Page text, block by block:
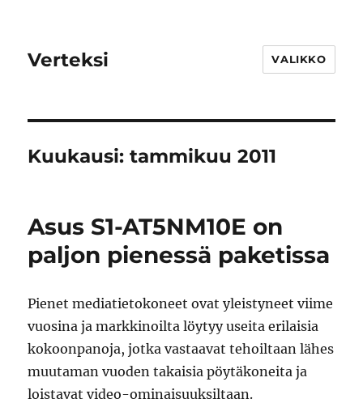
Verteksi VALIKKO
Kuukausi:tammikuu 2011
Asus S1-AT5NM10E on
paljon pienessä paketissa
Pienet mediatietokoneet ovat yleistyneet viime
vuosina ja markkinoilta löytyy useita erilaisia
kokoonpanoja, jotka vastaavat tehoiltaan lähes
muutaman vuoden takaisia pöytäkoneita ja
loistavat video-ominaisuuksiltaan.